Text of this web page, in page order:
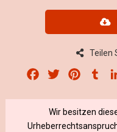
Teilen
Facebook
Twitter
Wir besitzen